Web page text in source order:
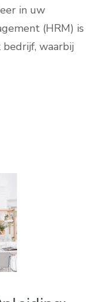
in uw
(HRM) is
waarbij